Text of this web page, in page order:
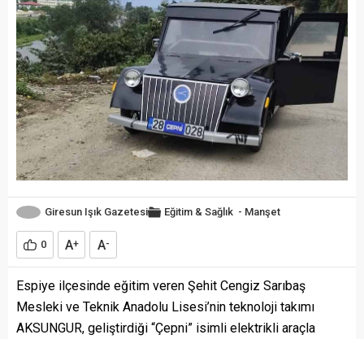
Giresun Işık Gazetesi Eğitim & Sağlık - Manşet
0 A+ A-
Espiye ilçesinde eğitim veren Şehit Cengiz Sarıbaş
Mesleki ve Teknik Anadolu Lisesi’nin teknoloji takımı
AKSUNGUR, geliştirdiği “Çepni” isimli elektrikli araçla